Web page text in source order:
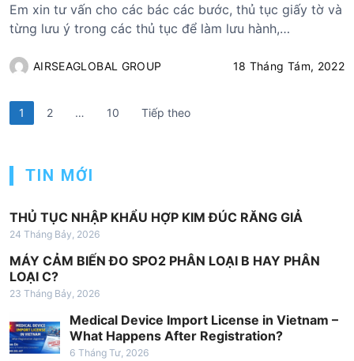
Em xin tư vấn cho các bác các bước, thủ tục giấy tờ và
từng lưu ý trong các thủ tục để làm lưu hành,…
AIRSEAGLOBAL GROUP 18 Tháng Tám, 2022
Đ
u
ư
ớ
n
g
b
à
1 2 … 10 Tiếp theo
TIN MỚI
THỦ TỤC NHẬP KHẨU HỢP KIM ĐÚC RĂNG GIẢ
24 Tháng Bảy, 2026
MÁY CẢM BIẾN ĐO SPO2 PHÂN LOẠI B HAY PHÂN
LOẠI C?
23 Tháng Bảy, 2026
Medical Device Import License in Vietnam –
What Happens After Registration?
6 Tháng Tư, 2026